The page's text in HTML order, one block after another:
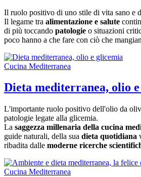
Il ruolo positivo di uno stile di vita sano e
Il legame tra alimentazione e salute
di più toccando patologie o situazioni
poco hanno a che fare con ciò che
Cucina Mediterranea
Dieta mediterranea, olio
L'importante ruolo positivo dell'olio da
patologie legate alla glicemia.
La saggezza millenaria della cucina
guide naturali, della sua dieta quotidiana
ribadita dalle moderne ricerche
Cucina Mediterranea